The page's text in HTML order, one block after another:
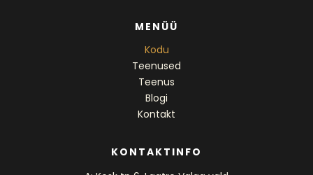
MENÜÜ
Kodu
Teenused
Teenus
Blogi
Kontakt
KONTAKTINFO